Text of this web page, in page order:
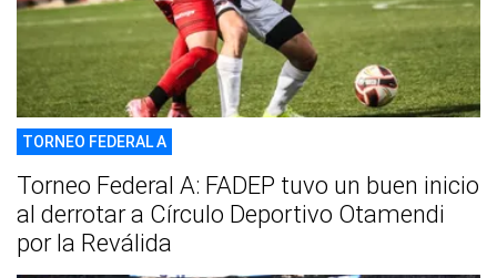
TORNEO FEDERAL A
Torneo Federal A: FADEP tuvo un buen inicio
al derrotar a Círculo Deportivo Otamendi
por la Reválida